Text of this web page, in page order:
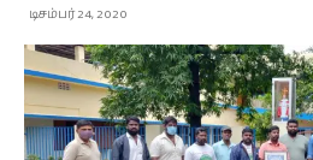
டிசம்பர் 24, 2020